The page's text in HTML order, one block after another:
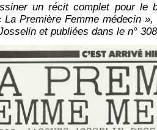
un récit complet pour le
La Première Femme médecin
et publiées dans le n°